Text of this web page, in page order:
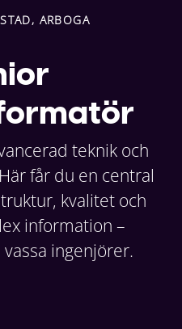
ARBOGA
teknik och
får du en central
kvalitet och
information –
ingenjörer.